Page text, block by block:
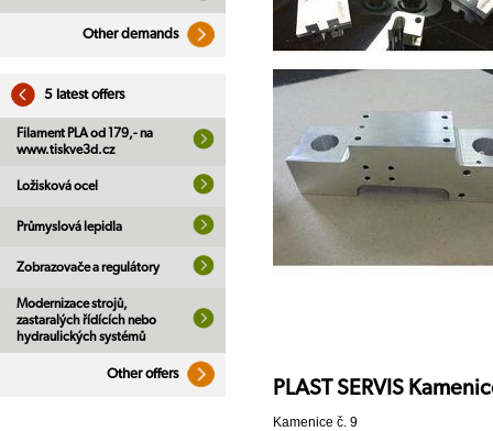
Other demands
5 latest offers
Filament PLA od 179,- na
www.tiskve3d.cz
Ložisková ocel
Průmyslová lepidla
Zobrazovače a regulátory
Modernizace strojů,
zastaralých řídících nebo
hydraulických systémů
Other offers
PLAST SERVIS
Kamenice č. 9